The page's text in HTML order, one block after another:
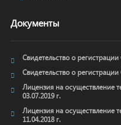
Документы
Свидетельство о
Свидетельство о
Лицензия на осуществление
03.07.2019 г.
Лицензия на осуществление
11.04.2018 г.